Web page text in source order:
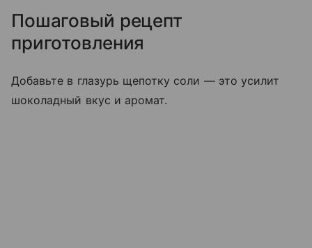
Пошаговый рецепт
приготовления
Добавьте в глазурь щепотку соли — это усилит
шоколадный вкус и аромат.